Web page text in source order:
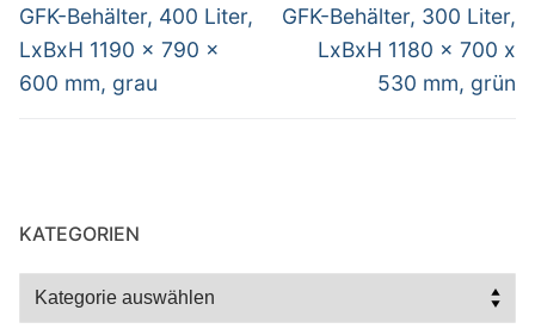
Vorheriger
Beitrag:
GFK-Behälter, 400 Liter,
LxBxH 1190 x 790 x
600 mm, grau
Nächster
Beitrag:
GFK-Behälter, 300 Liter,
LxBxH 1180 x 700 x
530 mm, grün
KATEGORIEN
Kategorien